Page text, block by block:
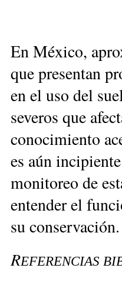
En México,
que presentan
en el uso del
severos que
conocimiento
es aún
monitoreo de
entender el
su conservación.
REFERENCIAS